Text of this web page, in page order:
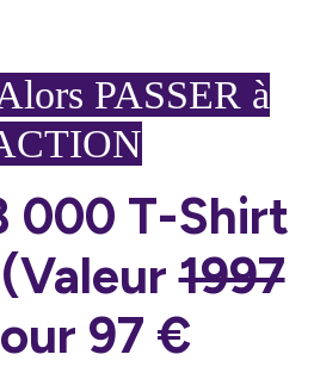
PASSER à
000 T-Shirt
1997
97 €